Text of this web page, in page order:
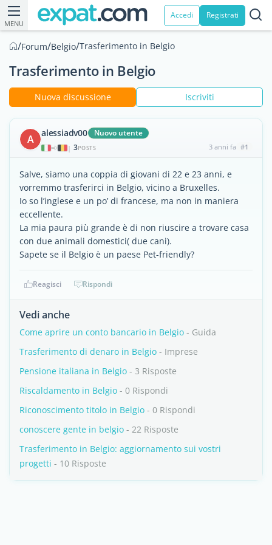
MENU
Accedi Registrati
/Forum/Belgio/Trasferimento in Belgio
Trasferimento in Belgio
Nuova discussione Iscriviti
A alessiadv00 Nuovo utente
| 3POSTS 3 anni fa #1
Salve, siamo una coppia di giovani di 22 e 23 anni, e
vorremmo trasferirci in Belgio, vicino a Bruxelles.
Io so l’inglese e un po’ di francese, ma non in maniera
eccellente.
La mia paura più grande è di non riuscire a trovare casa
con due animali domestici( due cani).
Sapete se il Belgio è un paese Pet-friendly?
Reagisci Rispondi
Vedi anche
Come aprire un conto bancario in Belgio - Guida
Trasferimento di denaro in Belgio - Imprese
Pensione italiana in Belgio - 3 Risposte
Riscaldamento in Belgio - 0 Rispondi
Riconoscimento titolo in Belgio - 0 Rispondi
conoscere gente in belgio - 22 Risposte
Trasferimento in Belgio: aggiornamento sui vostri
progetti - 10 Risposte